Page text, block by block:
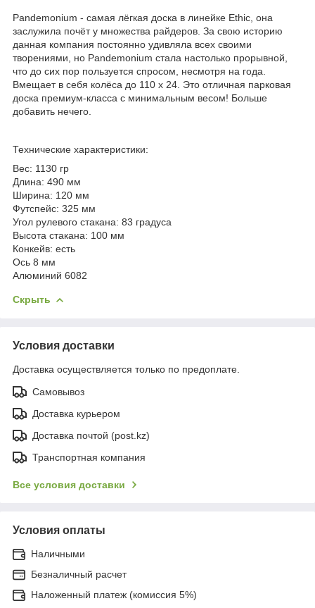
Pandemonium - самая лёгкая доска в линейке Ethic, она
заслужила почёт у множества райдеров. За свою историю
данная компания постоянно удивляла всех своими
творениями, но Pandemonium стала настолько прорывной,
что до сих пор пользуется спросом, несмотря на года.
Вмещает в себя колёса до 110 х 24. Это отличная парковая
доска премиум-класса с минимальным весом! Больше
добавить нечего.
Технические характеристики:
Вес: 1130 гр
Длина: 490 мм
Ширина: 120 мм
Футспейс: 325 мм
Угол рулевого стакана: 83 градуса
Высота стакана: 100 мм
Конкейв: есть
Ось 8 мм
Алюминий 6082
Скрыть
Условия доставки
Доставка осуществляется только по предоплате.
Самовывоз
Доставка курьером
Доставка почтой (post.kz)
Транспортная компания
Все условия доставки
Условия оплаты
Наличными
Безналичный расчет
Наложенный платеж (комиссия 5%)